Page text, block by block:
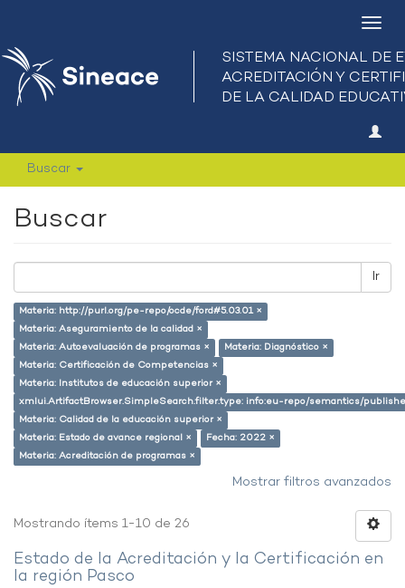
Buscar
Buscar
Ir
Materia: http://purl.org/pe-repo/ocde/ford#5.03.01 ×
Materia: Aseguramiento de la calidad ×
Materia: Autoevaluación de programas ×
Materia: Diagnóstico ×
Materia: Certificación de Competencias ×
Materia: Institutos de educación superior ×
xmlui.ArtifactBrowser.SimpleSearch.filter.type: info:eu-repo/semantics/
Materia: Calidad de la educación superior ×
Materia: Estado de avance regional ×
Fecha: 2022 ×
Materia: Acreditación de programas ×
Mostrar filtros avanzados
Mostrando ítems 1-10 de 26
Estado de la Acreditación y la Certificación en
la región Pasco